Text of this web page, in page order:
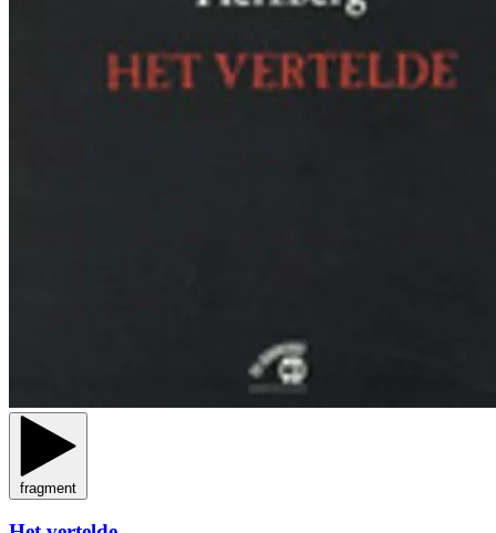
fragment